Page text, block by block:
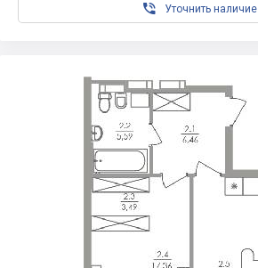
 Уточнить наличие